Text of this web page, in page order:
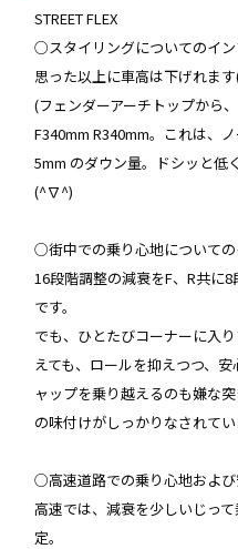
STREET FLEX
○スタイリングについてのイ
思った以上に車高は下げれま
(フェンダーアーチトップから
F340mm R340mm。これは、
5mm のダウン量。ドシッと低
(^∇^)
○街中での乗り心地について
16段階調整の減衰をF、R共に
です。
でも、ひとたびコーナーに入
えても、ロールを抑えつつ、
ャップを乗り越えるのも嫌な
の味付けがしっかりなされてい
○高速道路での乗り心地およ
高速では、減衰を少しいじっ
定。